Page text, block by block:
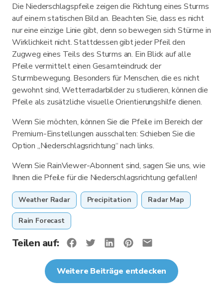
Die Niederschlagspfeile zeigen die Richtung eines Sturms
auf einem statischen Bild an. Beachten Sie, dass es nicht
nur eine einzige Linie gibt, denn so bewegen sich Stürme in
Wirklichkeit nicht. Stattdessen gibt jeder Pfeil den
Zugweg eines Teils des Sturms an. Ein Blick auf alle
Pfeile vermittelt einen Gesamteindruck der
Sturmbewegung. Besonders für Menschen, die es nicht
gewohnt sind, Wetterradarbilder zu studieren, können die
Pfeile als zusätzliche visuelle Orientierungshilfe dienen.
Wenn Sie möchten, können Sie die Pfeile im Bereich der
Premium-Einstellungen ausschalten: Schieben Sie die
Option „Niederschlagsrichtung“ nach links.
Wenn Sie RainViewer-Abonnent sind, sagen Sie uns, wie
Ihnen die Pfeile für die Niederschlagsrichtung gefallen!
Weather Radar Precipitation Radar Map
Rain Forecast
Teilen auf:
Weitere Beiträge entdecken